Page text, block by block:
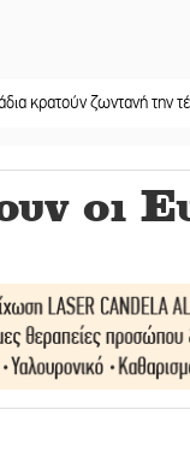
ζωντανή την τέχνη της
οι